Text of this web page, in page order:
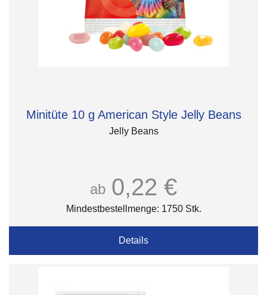
Minitüte 10 g American Style Jelly Beans
Jelly Beans
ab 0,22 €
Mindestbestellmenge: 1750 Stk.
Details